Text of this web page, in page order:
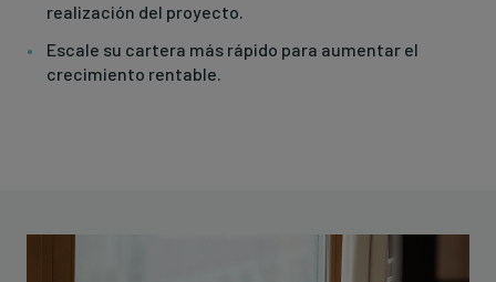
realización del proyecto.
Escale su cartera más rápido para aumentar el
crecimiento rentable.